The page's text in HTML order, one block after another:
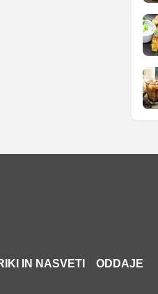
IN NASVETI ODDAJE